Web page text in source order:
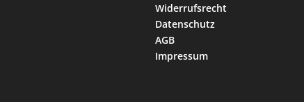
Widerrufsrecht
Datenschutz
AGB
Impressum